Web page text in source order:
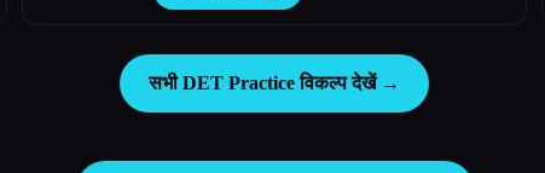
सभी DET Practice विकल्प देखें →